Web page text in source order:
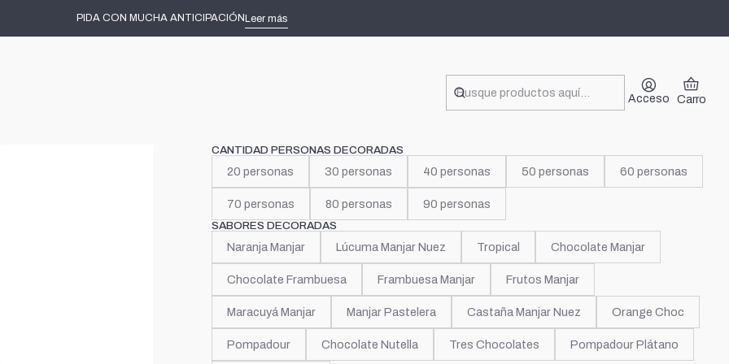
Acceso Carro
PIDA CON MUCHA ANTICIPACIÓNLeer más
Tortas decoradas Música Guns N' Roses
CANTIDAD PERSONAS DECORADAS
20 personas 30 personas 40 personas 50 personas 60 personas
70 personas 80 personas 90 personas
SABORES DECORADAS
Naranja Manjar Lúcuma Manjar Nuez Tropical Chocolate Manjar
Chocolate Frambuesa Frambuesa Manjar Frutos Manjar
Maracuyá Manjar Manjar Pastelera Castaña Manjar Nuez Orange Choc
Pompadour Chocolate Nutella Tres Chocolates Pompadour Plátano